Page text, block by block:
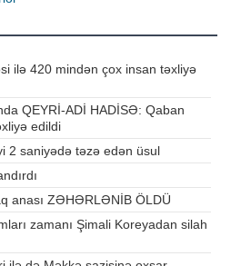
ilə 420 mindən çox insan təxliyə
QEYRİ-ADİ HADİSƏ: Qaban
edildi
2 saniyədə təzə edən üsul
anası ZƏHƏRLƏNİB ÖLDÜ
zamanı Şimali Koreyadan silah